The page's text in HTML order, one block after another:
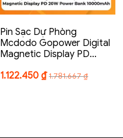
Pin Sạc Dự Phòng
Mcdodo Gopower Digital
Magnetic Display PD…
1.122.450₫1.781.667₫